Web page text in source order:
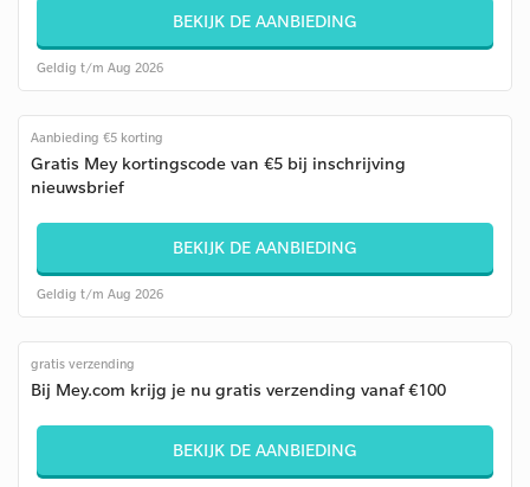
BEKIJK DE AANBIEDING
Geldig t/m Aug 2026
Aanbieding €5 korting
Gratis Mey kortingscode van €5 bij inschrijving
nieuwsbrief
BEKIJK DE AANBIEDING
Geldig t/m Aug 2026
gratis verzending
Bij Mey.com krijg je nu gratis verzending vanaf €100
BEKIJK DE AANBIEDING